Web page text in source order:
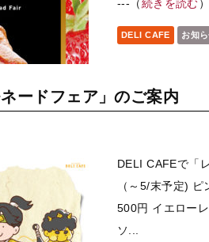
---（続きを読む
DELI CAFE お知
ードフェア」のご案内
DELI CAFEで「
（～5/末予定)
500円 イエロー
ソ...